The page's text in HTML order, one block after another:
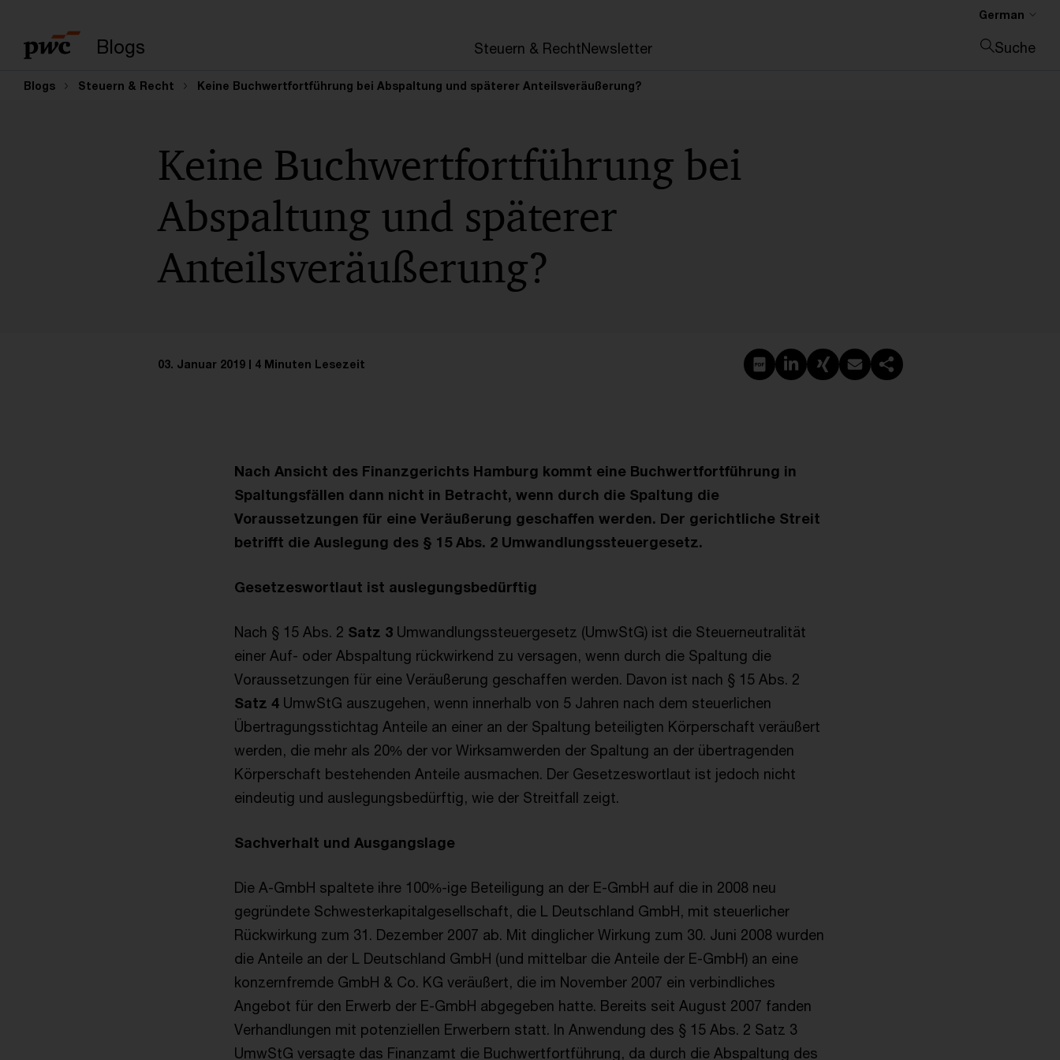
Blogs Steuern & RechtNewsletter
German
Suche
Blogs Steuern & Recht Keine Buchwertfortführung bei Abspaltung und späterer Anteilsveräußerung?
Keine Buchwertfortführung bei
Abspaltung und späterer
Anteilsveräußerung?
03. Januar 2019 4 Minuten Lesezeit PDF erstellen
Auf LinkedIn teilen
Auf Xing teilen
Per E-Mail teilen
Link kopieren
Nach Ansicht des Finanzgerichts Hamburg kommt eine Buchwertfortführung in
Spaltungsfällen dann nicht in Betracht, wenn durch die Spaltung die
Voraussetzungen für eine Veräußerung geschaffen werden. Der gerichtliche Streit
betrifft die Auslegung des § 15 Abs. 2 Umwandlungssteuergesetz.
Gesetzeswortlaut ist auslegungsbedürftig
Nach § 15 Abs. 2 Satz 3 Umwandlungssteuergesetz (UmwStG) ist die Steuerneutralität
einer Auf- oder Abspaltung rückwirkend zu versagen, wenn durch die Spaltung die
Voraussetzungen für eine Veräußerung geschaffen werden. Davon ist nach § 15 Abs. 2
Satz 4 UmwStG auszugehen, wenn innerhalb von 5 Jahren nach dem steuerlichen
Übertragungsstichtag Anteile an einer an der Spaltung beteiligten Körperschaft veräußert
werden, die mehr als 20% der vor Wirksamwerden der Spaltung an der übertragenden
Körperschaft bestehenden Anteile ausmachen. Der Gesetzeswortlaut ist jedoch nicht
eindeutig und auslegungsbedürftig, wie der Streitfall zeigt.
Sachverhalt und Ausgangslage
Die A-GmbH spaltete ihre 100%-ige Beteiligung an der E-GmbH auf die in 2008 neu
gegründete Schwesterkapitalgesellschaft, die L Deutschland GmbH, mit steuerlicher
Rückwirkung zum 31. Dezember 2007 ab. Mit dinglicher Wirkung zum 30. Juni 2008 wurden
die Anteile an der L Deutschland GmbH (und mittelbar die Anteile der E-GmbH) an eine
konzernfremde GmbH & Co. KG veräußert, die im November 2007 ein verbindliches
Angebot für den Erwerb der E-GmbH abgegeben hatte. Bereits seit August 2007 fanden
Verhandlungen mit potenziellen Erwerbern statt. In Anwendung des § 15 Abs. 2 Satz 3
UmwStG versagte das Finanzamt die Buchwertfortführung, da durch die Abspaltung des